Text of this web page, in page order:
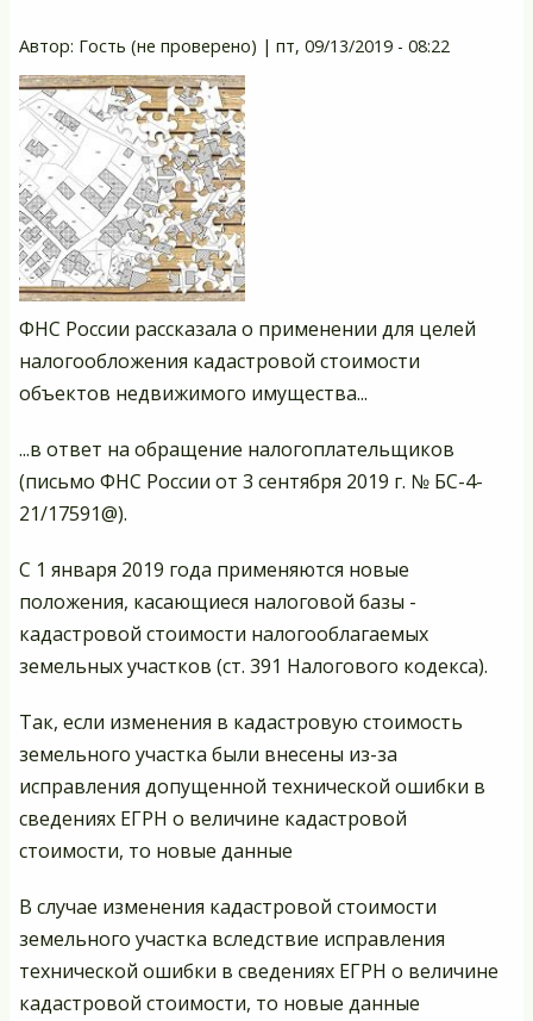
Автор: Гость (не проверено) | пт, 09/13/2019 - 08:22
ФНС России рассказала о применении для целей
налогообложения кадастровой стоимости
объектов недвижимого имущества...
...в ответ на обращение налогоплательщиков
(письмо ФНС России от 3 сентября 2019 г. № БС-4-
21/17591@).
С 1 января 2019 года применяются новые
положения, касающиеся налоговой базы -
кадастровой стоимости налогооблагаемых
земельных участков (ст. 391 Налогового кодекса).
Так, если изменения в кадастровую стоимость
земельного участка были внесены из-за
исправления допущенной технической ошибки в
сведениях ЕГРН о величине кадастровой
стоимости, то новые данные
В случае изменения кадастровой стоимости
земельного участка вследствие исправления
технической ошибки в сведениях ЕГРН о величине
кадастровой стоимости, то новые данные